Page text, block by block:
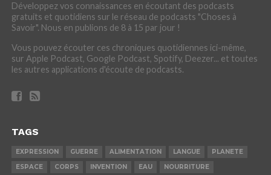
Développez vos connaissances en écoutant des podcasts
gratuits et quotidiens sur le réseau de podcasts "Choses à
Savoir". Nous en publions de 8 à 15 par jour !
Vous pouvez écouter ces chroniques quotidiennes ici-même,
sur Apple Podcast, Google Podcast, Spotify, Deezer... et toutes
les autres applications d'écoute de podcasts.
TAGS
EXPRESSION GUERRE ALIMENTATION LANGUE
PLANETE
ESPACE
CORPS INVENTION EAU NOURRITURE